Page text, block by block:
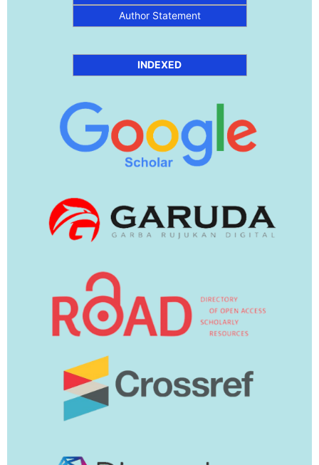
Author Statement
INDEXED